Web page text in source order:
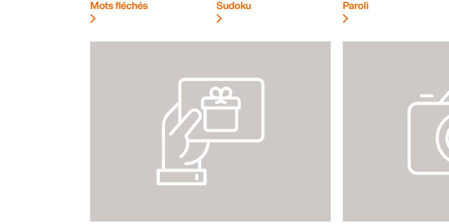
Mots fléchés Sudoku Paroli